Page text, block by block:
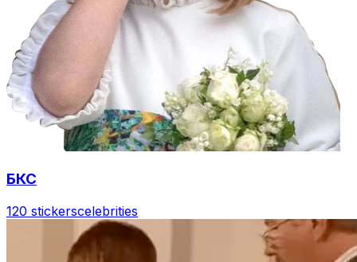
БКС
120 stickerscelebrities